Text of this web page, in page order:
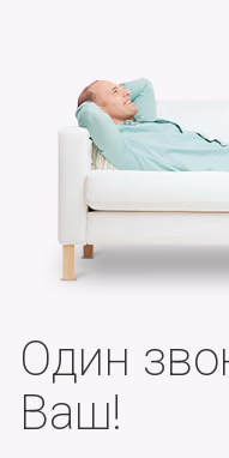
Один
Ваш!